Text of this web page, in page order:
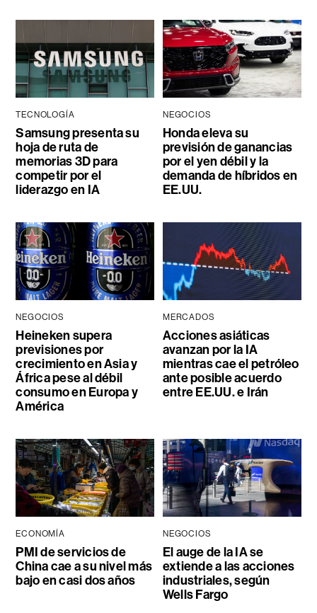
TECNOLOGÍA
Samsung presenta su
hoja de ruta de
memorias 3D para
competir por el
liderazgo en IA
NEGOCIOS
Honda eleva su
previsión de ganancias
por el yen débil y la
demanda de híbridos en
EE.UU.
NEGOCIOS
Heineken supera
previsiones por
crecimiento en Asia y
África pese al débil
consumo en Europa y
América
MERCADOS
Acciones asiáticas
avanzan por la IA
mientras cae el petróleo
ante posible acuerdo
entre EE.UU. e Irán
ECONOMÍA
PMI de servicios de
China cae a su nivel más
bajo en casi dos años
NEGOCIOS
El auge de la IA se
extiende a las acciones
industriales, según
Wells Fargo